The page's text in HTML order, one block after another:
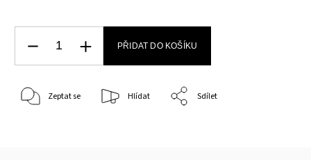
PŘIDAT DO KOŠÍKU
Zeptat se Hlídat Sdílet